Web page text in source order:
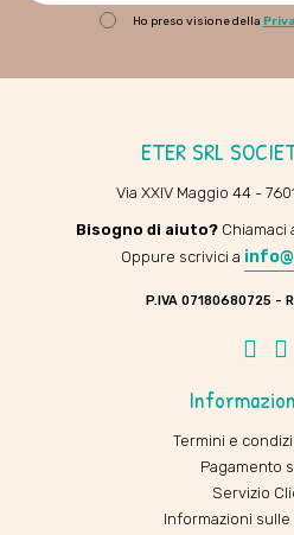
Ho preso visione della
ETER SRL
Via XXIV Maggio 44 -
Bisogno di aiuto? Chiamaci
Oppure scrivici a
P.IVA 07180680725 -
Termini e
Pagamento
Servizio
Informazioni